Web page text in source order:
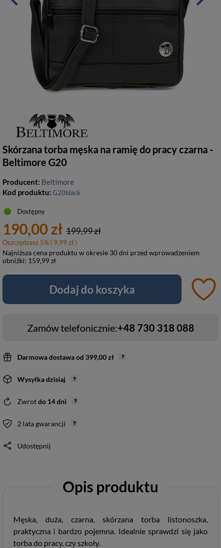
Skórzana torba męska na ramię do pracy czarna -
Beltimore G20
Producent: Beltimore
Kod produktu: G20black
Dostępny
190,00 zł 199,99 zł
Oszczędzasz 5% ( 9.99 zł )
Najniższa cena produktu w okresie 30 dni przed wprowadzeniem
obniżki: 159,99 zł
Dodaj do koszyka
Zamów telefonicznie:+48 730 318 088
Darmowa dostawaod 399,00 zł
Wysyłkadzisiaj
Zwrotdo 14dni
2 lata gwarancji
Udostępnij
Opis produktu
Męska, duża, czarna, skórzana torba listonoszka,
praktyczna i bardzo pojemna. Idealnie sprawdzi się jako
torba do pracy, czy szkoły.